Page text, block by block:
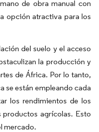
de obra manual con
opción atractiva para los
del suelo y el acceso
la producción y
de África. Por lo tanto,
se están empleando cada
los rendimientos de los
agrícolas. Esto
mercado.